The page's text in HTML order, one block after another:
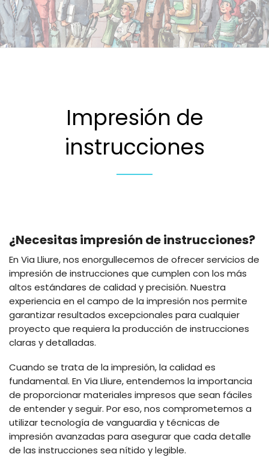
Impresión de
instrucciones
¿Necesitas impresión de instrucciones?
En Via Lliure, nos enorgullecemos de ofrecer servicios de
impresión de instrucciones que cumplen con los más
altos estándares de calidad y precisión. Nuestra
experiencia en el campo de la impresión nos permite
garantizar resultados excepcionales para cualquier
proyecto que requiera la producción de instrucciones
claras y detalladas.
Cuando se trata de la impresión, la calidad es
fundamental. En Via Lliure, entendemos la importancia
de proporcionar materiales impresos que sean fáciles
de entender y seguir. Por eso, nos comprometemos a
utilizar tecnología de vanguardia y técnicas de
impresión avanzadas para asegurar que cada detalle
de las instrucciones sea nítido y legible.